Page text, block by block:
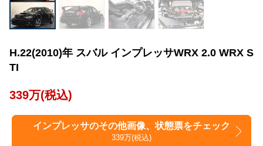
H.22(2010)年 スバル インプレッサWRX 2.0 WRX S
TI
339万(税込)
インプレッサのその他画像、状態票をチェック
339万(税込)